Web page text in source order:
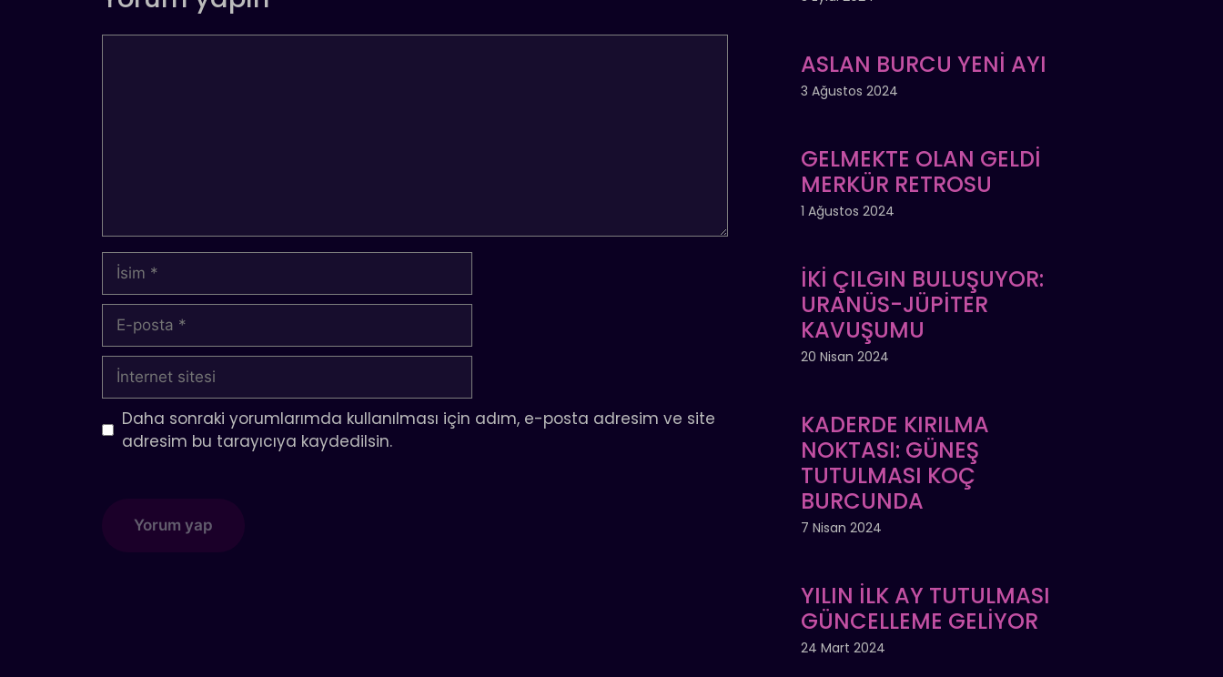
İsim
posta
İnternet
sitesi
Daha sonraki yorumlarımda kullanılması için adım, e-posta adresim ve site
adresim bu tarayıcıya kaydedilsin.
ASLAN BURCU YENİ AYI
3 Ağustos 2024
GELMEKTE OLAN GELDİ
MERKÜR RETROSU
1 Ağustos 2024
İKİ ÇILGIN BULUŞUYOR:
URANÜS-JÜPİTER
KAVUŞUMU
20 Nisan 2024
KADERDE KIRILMA
NOKTASI: GÜNEŞ
TUTULMASI KOÇ
BURCUNDA
7 Nisan 2024
YILIN İLK AY TUTULMASI
GÜNCELLEME GELİYOR
24 Mart 2024